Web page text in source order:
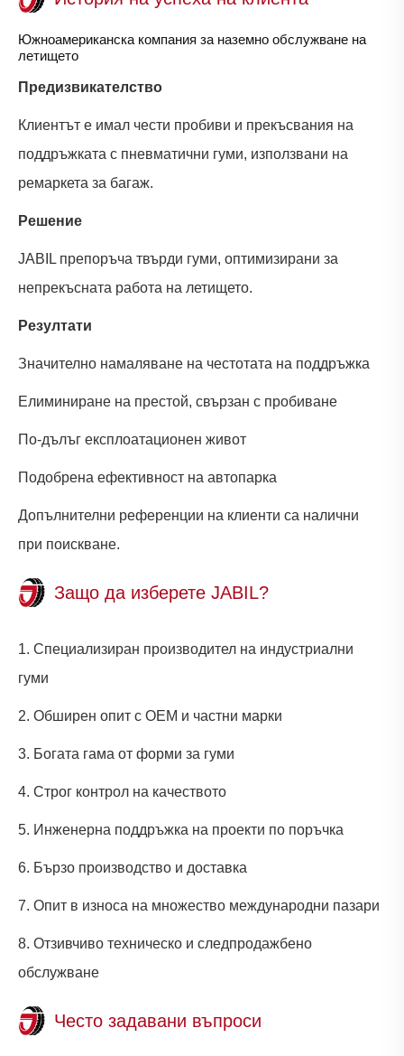
Южноамериканска компания за наземно обслужване на
летището
Предизвикателство
Клиентът е имал чести пробиви и прекъсвания на
поддръжката с пневматични гуми, използвани на
ремаркета за багаж.
Решение
JABIL препоръча твърди гуми, оптимизирани за
непрекъсната работа на летището.
Резултати
Значително намаляване на честотата на поддръжка
Елиминиране на престой, свързан с пробиване
По-дълъг експлоатационен живот
Подобрена ефективност на автопарка
Допълнителни референции на клиенти са налични
при поискване.
Защо да изберете JABIL?
1. Специализиран производител на индустриални
гуми
2. Обширен опит с OEM и частни марки
3. Богата гама от форми за гуми
4. Строг контрол на качеството
5. Инженерна поддръжка на проекти по поръчка
6. Бързо производство и доставка
7. Опит в износа на множество международни пазари
8. Отзивчиво техническо и следпродажбено
обслужване
Често задавани въпроси